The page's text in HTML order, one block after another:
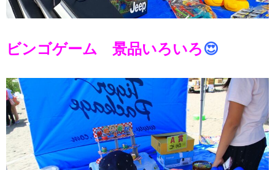
ビンゴゲーム 景品いろいろ😍